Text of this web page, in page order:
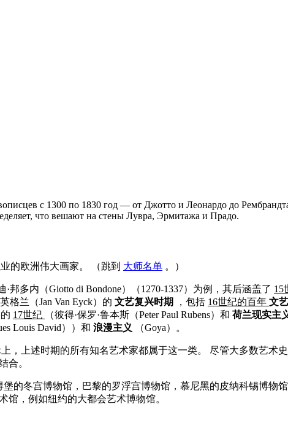
с 1300 по 1830 год — от Джотто и Леонардо до
что вешают на стены Лувра, Эрмитажа и Прадо.
的欧洲伟大画家。 （跳到 大师名单 。）
·邦多内（Giotto di Bondone）（1270-1337）为例，其后涵盖了 15
格兰（Jan Van Eyck）的 文艺复兴时期 ，包括 16世纪的百年 文
17世纪 （彼得·保罗·鲁本斯（Peter Paul Rubens）和 荷兰现实主
Louis David））和 浪漫主义 （Goya）。
，上述时期的所有知名艺术家都属于这一类。 尽管大多数艺术
合。
堡的冬宫博物馆，巴黎的罗浮宫博物馆，慕尼黑的皮纳科锡博物
，例如纽约的大都会艺术博物馆。